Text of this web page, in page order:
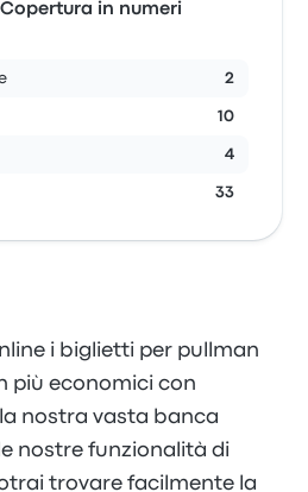
in numeri
2
10
4
33
i biglietti per pullman
più economici con
nostra vasta banca
nostre funzionalità di
trovare facilmente la